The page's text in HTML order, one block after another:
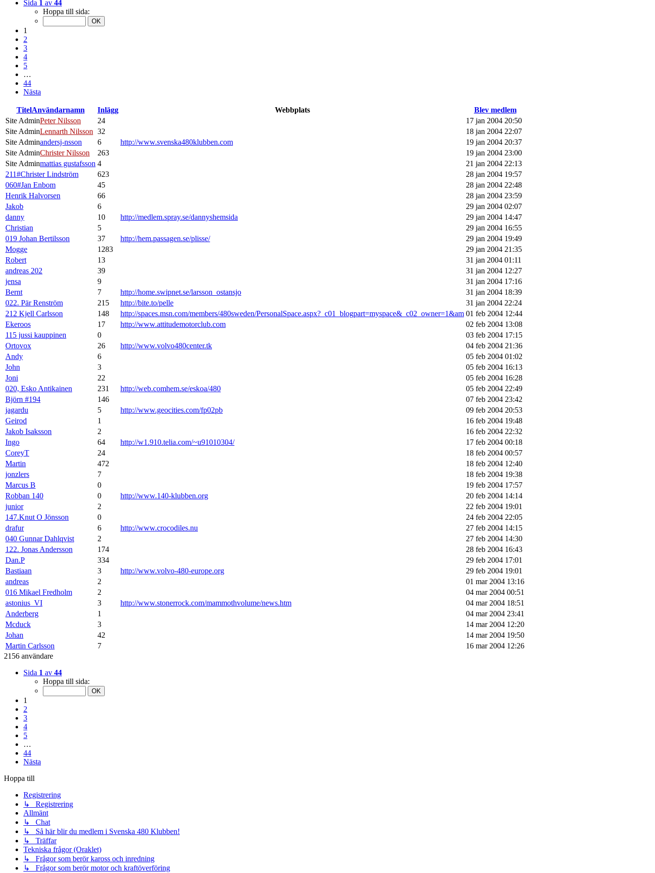
Sida 1 av 44
Hoppa till sida:
1
2
3
4
5
…
44
Nästa
TitelAnvändarnamn Inlägg Webbplats
Blev medlem
Site AdminPeter Nilsson 24
17 jan 2004 20:50
Site AdminLennarth Nilsson 32
18 jan 2004 22:07
Site Adminandersj-nsson 6 http://www.svenska480klubben.com
19 jan 2004 20:37
Site AdminChrister Nilsson 263
19 jan 2004 23:00
Site Adminmattias gustafsson 4
21 jan 2004 22:13
211#Christer Lindström
623
28 jan 2004 19:57
060#Jan Enbom
45
28 jan 2004 22:48
Henrik Halvorsen
66
28 jan 2004 23:59
Jakob
6
29 jan 2004 02:07
danny
10 http://medlem.spray.se/dannyshemsida
29 jan 2004 14:47
Christian
5
29 jan 2004 16:55
019 Johan Bertilsson
37 http://hem.passagen.se/plisse/
29 jan 2004 19:49
Mogge
1283
29 jan 2004 21:35
Robert
13
31 jan 2004 01:11
andreas 202
39
31 jan 2004 12:27
jensa
9
31 jan 2004 17:16
Bernt
7 http://home.swipnet.se/larsson_ostansjo
31 jan 2004 18:39
022. Pär Renström
215 http://bite.to/pelle
31 jan 2004 22:24
212 Kjell Carlsson
148 http://spaces.msn.com/members/480sweden/PersonalSpace.aspx?_c01_blogpart=myspace&_c02_owner=1&am 01 feb 2004 12:44
Ekeroos
17 http://www.attitudemotorclub.com
02 feb 2004 13:08
115 jussi kauppinen
0
03 feb 2004 17:15
Ortovox
26 http://www.volvo480center.tk
04 feb 2004 21:36
Andy
6
05 feb 2004 01:02
John
3
05 feb 2004 16:13
Joni
22
05 feb 2004 16:28
020, Esko Antikainen
231 http://web.comhem.se/eskoa/480
05 feb 2004 22:49
Björn #194
146
07 feb 2004 23:42
jagardu
5 http://www.geocities.com/fp02pb
09 feb 2004 20:53
Geirod
1
16 feb 2004 19:48
Jakob Isaksson
2
16 feb 2004 22:32
Ingo
64 http://w1.910.telia.com/~u91010304/
17 feb 2004 00:18
CoreyT
24
18 feb 2004 00:57
Martin
472
18 feb 2004 12:40
jonzlers
7
18 feb 2004 19:38
Marcus B
0
19 feb 2004 17:57
Robban 140
0 http://www.140-klubben.org
20 feb 2004 14:14
junior
2
22 feb 2004 19:01
147.Knut O Jönsson
0
24 feb 2004 22:05
drafur
6 http://www.crocodiles.nu
27 feb 2004 14:15
040 Gunnar Dahlqvist
2
27 feb 2004 14:30
122. Jonas Andersson
174
28 feb 2004 16:43
Dan.P
334
29 feb 2004 17:01
Bastiaan
3 http://www.volvo-480-europe.org
29 feb 2004 19:01
andreas
2
01 mar 2004 13:16
016 Mikael Fredholm
2
04 mar 2004 00:51
astonius_VI
3 http://www.stonerrock.com/mammothvolume/news.htm
04 mar 2004 18:51
Anderberg
1
04 mar 2004 23:41
Mcduck
3
14 mar 2004 12:20
Johan
42
14 mar 2004 19:50
Martin Carlsson
7
16 mar 2004 12:26
2156 användare
Sida 1 av 44
Hoppa till sida:
1
2
3
4
5
…
44
Nästa
Hoppa till
Registrering
↳ Registrering
Allmänt
↳ Chat
↳ Så här blir du medlem i Svenska 480 Klubben!
↳ Träffar
Tekniska frågor (Oraklet)
↳ Frågor som berör kaross och inredning
↳ Frågor som berör motor och kraftöverföring